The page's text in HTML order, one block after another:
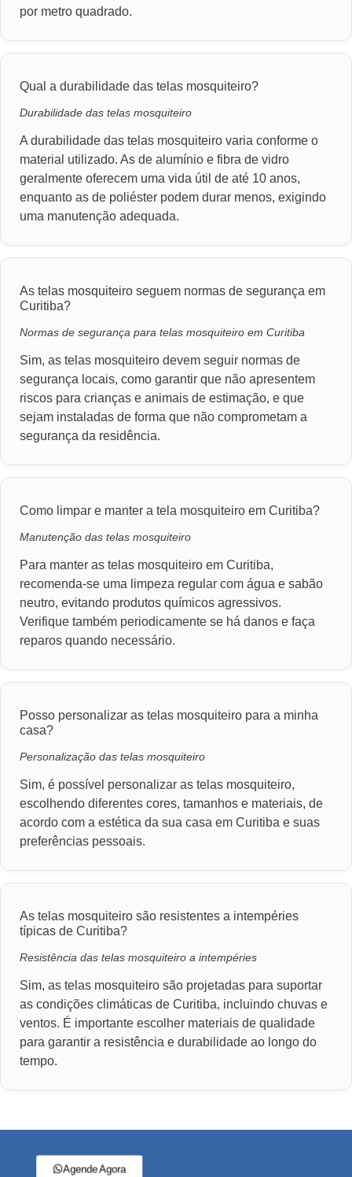
por metro quadrado.
Qual a durabilidade das telas mosquiteiro?
Durabilidade das telas mosquiteiro
A durabilidade das telas mosquiteiro varia conforme o
material utilizado. As de alumínio e fibra de vidro
geralmente oferecem uma vida útil de até 10 anos,
enquanto as de poliéster podem durar menos, exigindo
uma manutenção adequada.
As telas mosquiteiro seguem normas de segurança em
Curitiba?
Normas de segurança para telas mosquiteiro em Curitiba
Sim, as telas mosquiteiro devem seguir normas de
segurança locais, como garantir que não apresentem
riscos para crianças e animais de estimação, e que
sejam instaladas de forma que não comprometam a
segurança da residência.
Como limpar e manter a tela mosquiteiro em Curitiba?
Manutenção das telas mosquiteiro
Para manter as telas mosquiteiro em Curitiba,
recomenda-se uma limpeza regular com água e sabão
neutro, evitando produtos químicos agressivos.
Verifique também periodicamente se há danos e faça
reparos quando necessário.
Posso personalizar as telas mosquiteiro para a minha
casa?
Personalização das telas mosquiteiro
Sim, é possível personalizar as telas mosquiteiro,
escolhendo diferentes cores, tamanhos e materiais, de
acordo com a estética da sua casa em Curitiba e suas
preferências pessoais.
As telas mosquiteiro são resistentes a intempéries
típicas de Curitiba?
Resistência das telas mosquiteiro a intempéries
Sim, as telas mosquiteiro são projetadas para suportar
as condições climáticas de Curitiba, incluindo chuvas e
ventos. É importante escolher materiais de qualidade
para garantir a resistência e durabilidade ao longo do
tempo.
Agende Agora